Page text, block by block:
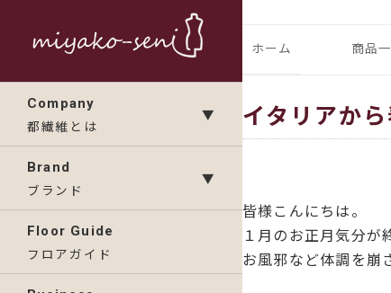
Company
都繊維とは
▼
Brand
ブランド
▼
Floor Guide
フロアガイド
ン
ツ
へ
ッ
プ
フランス
ランドの
ホーム 商品
イタリアから
皆様こんにちは。
１月のお正月気分が
お風邪など体調を崩